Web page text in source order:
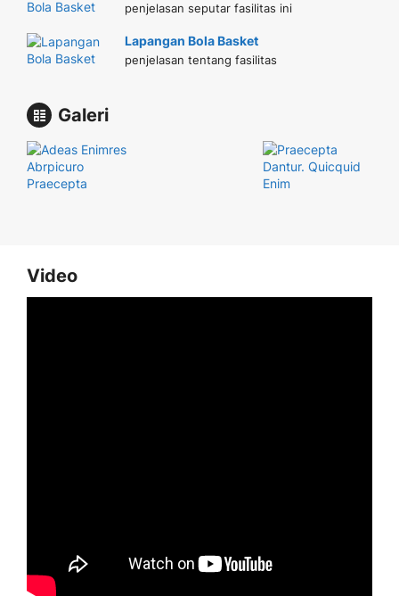
penjelasan seputar fasilitas ini
Lapangan Bola Basket
penjelasan tentang fasilitas
Galeri
Video